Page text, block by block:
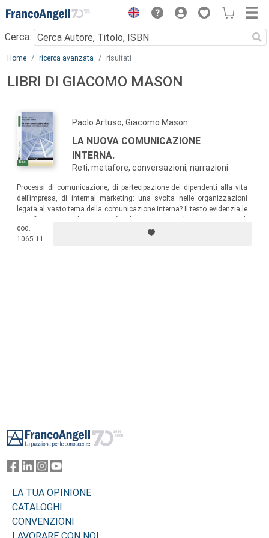
Menu
Cerca:
Main content
Home ricerca avanzata risultati
LIBRI DI GIACOMO MASON
Paolo Artuso, Giacomo Mason
LA NUOVA COMUNICAZIONE
INTERNA.
Reti, metafore, conversazioni, narrazioni
Processi di comunicazione, di partecipazione dei dipendenti alla vita
dell’impresa, di internal marketing: una svolta nelle organizzazioni
legata al vasto tema della comunicazione interna? Il testo evidenzia le
comunicazione ed esplora territori più promettenti per le pratiche della
comunicazione interna e per le attività del comunicatore.
cod.
1065.11
LA TUA OPINIONE
CATALOGHI
CONVENZIONI